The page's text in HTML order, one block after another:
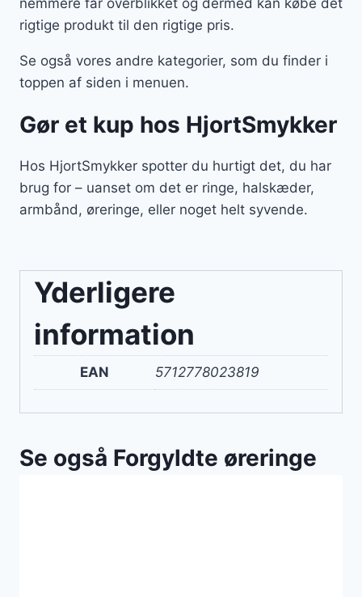
nemmere får overblikket og dermed kan købe det
rigtige produkt til den rigtige pris.
Se også vores andre kategorier, som du finder i
toppen af siden i menuen.
Gør et kup hos HjortSmykker
Hos HjortSmykker spotter du hurtigt det, du har
brug for – uanset om det er ringe, halskæder,
armbånd, øreringe, eller noget helt syvende.
Yderligere
information
EAN 5712778023819
Se også Forgyldte øreringe